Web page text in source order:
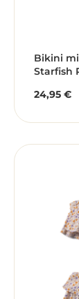
Bikini
Starfish
24,95 €